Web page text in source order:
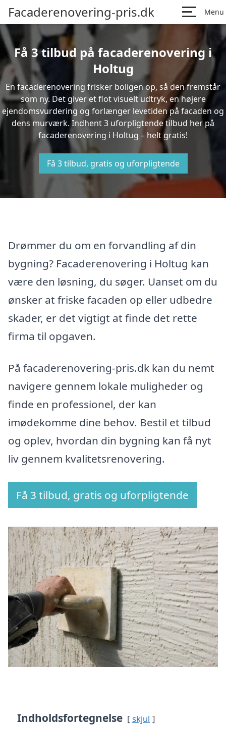
Facaderenovering-pris.dk Menu
Få 3 tilbud på facaderenovering i
Holtug
En facaderenovering frisker boligen op, så den fremstår
som ny. Det giver et flot visuelt udtryk, en højere
ejendomsvurdering og forlænger levetiden på facaden og
dens murværk. Indhent 3 uforpligtende tilbud her på
facaderenovering i Holtug – helt gratis!
Få 3 tilbud, gratis og uforpligtende
Drømmer du om en forvandling af din
bygning? Facaderenovering i Holtug kan
være den løsning, du søger. Uanset om du
ønsker at friske facaden op eller udbedre
skader, er det vigtigt at finde det rette
firma til opgaven.
På facaderenovering-pris.dk kan du nemt
navigere gennem lokale muligheder og
finde en professionel, der kan
imødekomme dine behov. Bestil et tilbud
og oplev, hvordan din bygning kan få nyt
liv gennem kvalitetsrenovering.
Få 3 tilbud, gratis og uforpligtende
Indholdsfortegnelse skjul